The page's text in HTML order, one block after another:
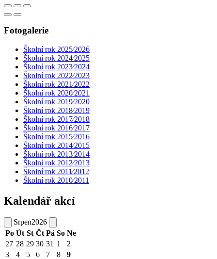
Fotogalerie
Školní rok 2025⁄2026
Školní rok 2024⁄2025
Školní rok 2023⁄2024
Školní rok 2022⁄2023
Školní rok 2021⁄2022
Školní rok 2020⁄2021
Školní rok 2019⁄2020
Školní rok 2018⁄2019
Školní rok 2017⁄2018
Školní rok 2016⁄2017
Školní rok 2015⁄2016
Školní rok 2014⁄2015
Školní rok 2013⁄2014
Školní rok 2012⁄2013
Školní rok 2011⁄2012
Školní rok 2010⁄2011
Kalendář akcí
Srpen2026
Po Út St Čt Pá So Ne
27 28 29 30 31 1
2
3
4 5 6 7 8
9